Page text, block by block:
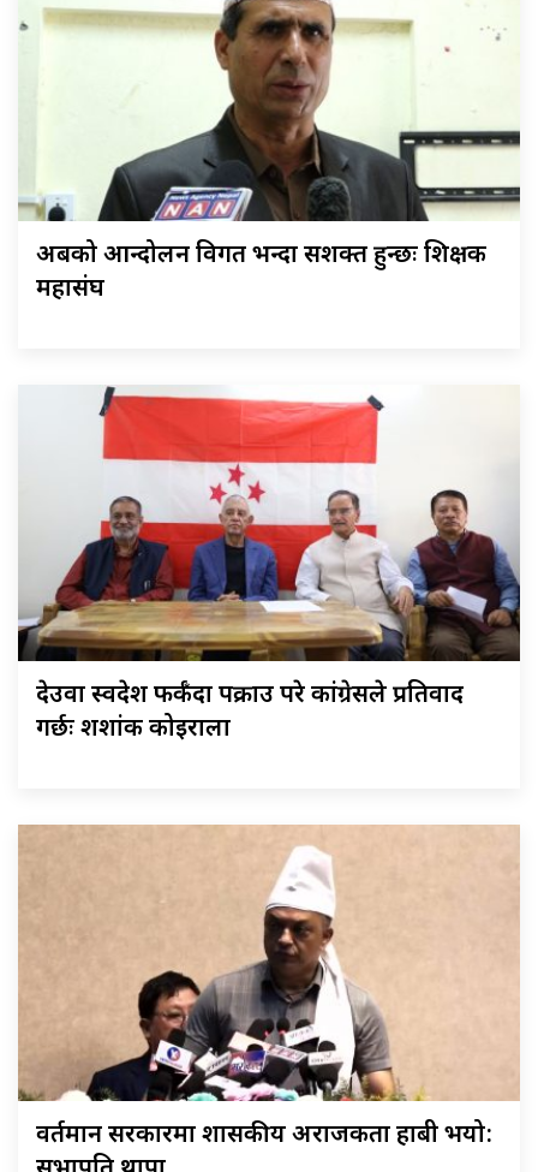
अबको आन्दोलन विगत भन्दा सशक्त हुन्छः शिक्षक
महासंघ
देउवा स्वदेश फर्कँदा पक्राउ परे कांग्रेसले प्रतिवाद
गर्छः शशांक कोइराला
वर्तमान सरकारमा शासकीय अराजकता हाबी भयो: